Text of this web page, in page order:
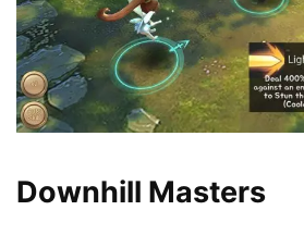
Downhill Masters